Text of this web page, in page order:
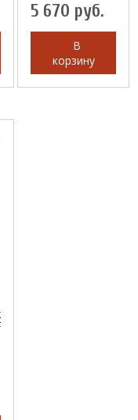
5 670 руб.
В
корзину